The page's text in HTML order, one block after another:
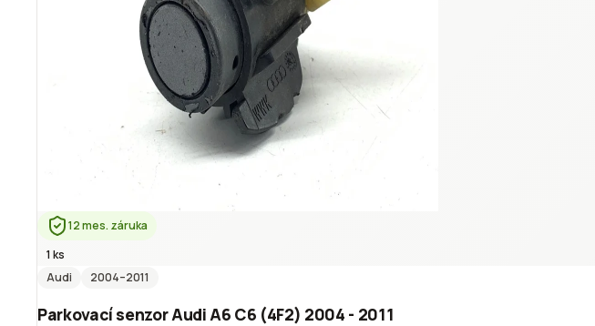
12 mes. záruka
1 ks
Audi
2004–2011
Parkovací senzor Audi A6 C6 (4F2) 2004 - 2011